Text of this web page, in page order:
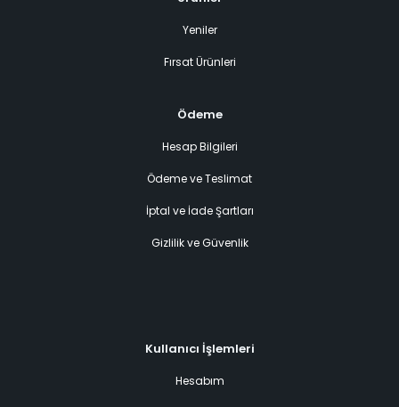
Yeniler
Fırsat Ürünleri
Ödeme
Hesap Bilgileri
Ödeme ve Teslimat
İptal ve İade Şartları
Gizlilik ve Güvenlik
Kullanıcı İşlemleri
Hesabım